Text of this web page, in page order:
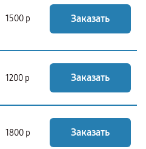
1500 р Заказать
1200 р Заказать
1800 р Заказать